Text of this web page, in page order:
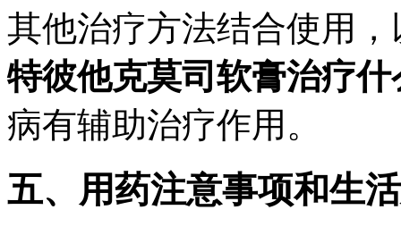
其他治疗方法结合使用
特彼他克莫司软膏治疗什
病有辅助治疗作用。
五、用药注意事项和生